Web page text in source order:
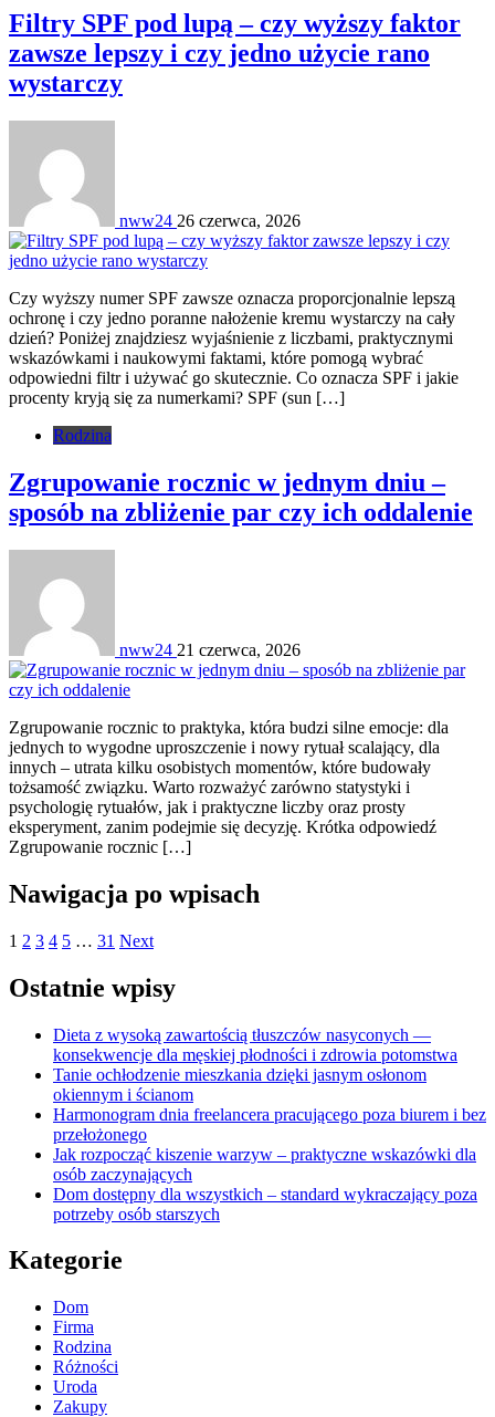
Filtry SPF pod lupą – czy wyższy faktor
zawsze lepszy i czy jedno użycie rano
wystarczy
nww24 26 czerwca, 2026
Czy wyższy numer SPF zawsze oznacza proporcjonalnie lepszą
ochronę i czy jedno poranne nałożenie kremu wystarczy na cały
dzień? Poniżej znajdziesz wyjaśnienie z liczbami, praktycznymi
wskazówkami i naukowymi faktami, które pomogą wybrać
odpowiedni filtr i używać go skutecznie. Co oznacza SPF i jakie
procenty kryją się za numerkami? SPF (sun […]
Rodzina
Zgrupowanie rocznic w jednym dniu –
sposób na zbliżenie par czy ich oddalenie
nww24 21 czerwca, 2026
Zgrupowanie rocznic to praktyka, która budzi silne emocje: dla
jednych to wygodne uproszczenie i nowy rytuał scalający, dla
innych – utrata kilku osobistych momentów, które budowały
tożsamość związku. Warto rozważyć zarówno statystyki i
psychologię rytuałów, jak i praktyczne liczby oraz prosty
eksperyment, zanim podejmie się decyzję. Krótka odpowiedź
Zgrupowanie rocznic […]
Nawigacja po wpisach
1 2 3 4 5 … 31 Next
Ostatnie wpisy
Dieta z wysoką zawartością tłuszczów nasyconych —
konsekwencje dla męskiej płodności i zdrowia potomstwa
Tanie ochłodzenie mieszkania dzięki jasnym osłonom
okiennym i ścianom
Harmonogram dnia freelancera pracującego poza biurem i bez
przełożonego
Jak rozpocząć kiszenie warzyw – praktyczne wskazówki dla
osób zaczynających
Dom dostępny dla wszystkich – standard wykraczający poza
potrzeby osób starszych
Kategorie
Dom
Firma
Rodzina
Różności
Uroda
Zakupy